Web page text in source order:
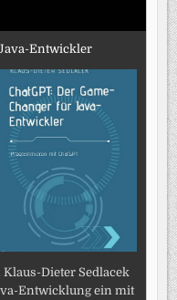
Entwickler
Dieter Sedlacek
Entwicklung ein mit